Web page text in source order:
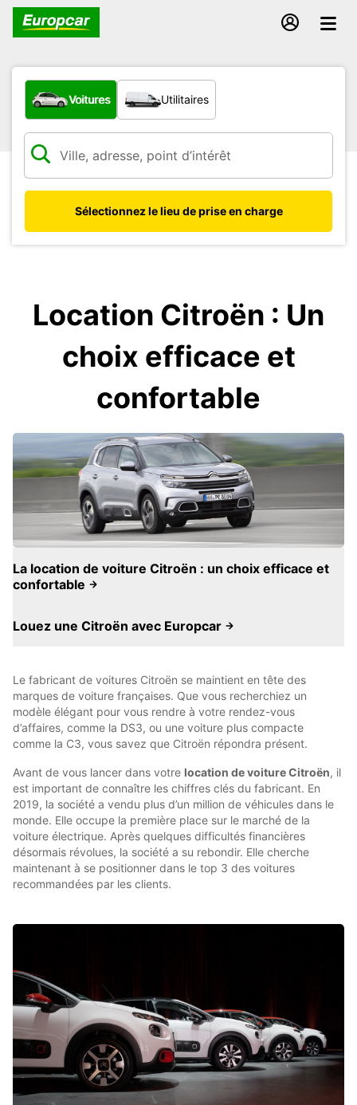
Quel type de véhicule ?
Voitures Utilitaires
Sélectionnez le lieu de prise en charge
Location Citroën : Un
choix efficace et
confortable
La location de voiture Citroën : un choix efficace et
confortable
Louez une Citroën avec Europcar
Le fabricant de voitures Citroën se maintient en tête des
marques de voiture françaises. Que vous recherchiez un
modèle élégant pour vous rendre à votre rendez-vous
d’affaires, comme la DS3, ou une voiture plus compacte
comme la C3, vous savez que Citroën répondra présent.
Avant de vous lancer dans votre location de voiture Citroën, il
est important de connaître les chiffres clés du fabricant. En
2019, la société a vendu plus d’un million de véhicules dans le
monde. Elle occupe la première place sur le marché de la
voiture électrique. Après quelques difficultés financières
désormais révolues, la société a su rebondir. Elle cherche
maintenant à se positionner dans le top 3 des voitures
recommandées par les clients.